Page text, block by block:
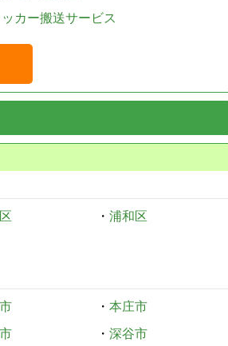
カー搬送サービス
・ 浦和区
・ 本庄市
・ 深谷市